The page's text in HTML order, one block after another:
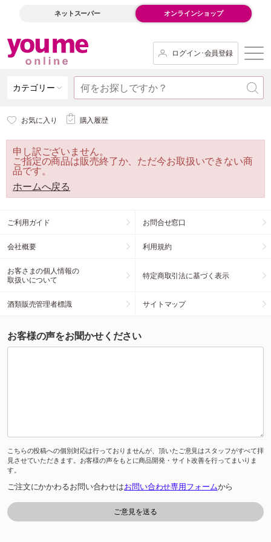
ネットスーパー オンラインショップ
ログイン･会員登録
カテゴリー
お気に入り 購入履歴
申し訳ございません。
ご指定の商品は販売終了か、ただ今お取扱いできない商
品です。
ホームへ戻る
ご利用ガイド お問合せ窓口
会社概要 利用規約
お客さまの個人情報の
取扱いについて
特定商取引法に基づく表示
酒類販売管理者標識 サイトマップ
お客様の声をお聞かせください
こちらの投稿への個別対応は行っておりませんが、頂いたご意見はスタッフがすべて拝
見させていただきます。お客様の声をもとに商品開発・サイト改善を行ってまいりま
す。
ご注文にかかわるお問い合わせはお問い合わせ専用フォームから